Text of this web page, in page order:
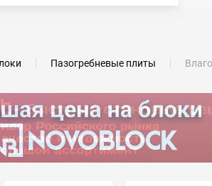
Пазогребневые плиты